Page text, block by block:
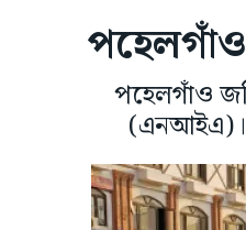
পহেলগাঁও
(এনআইএ)।